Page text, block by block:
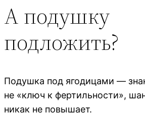
А подушку
подложить?
Подушка под ягодицами —
не «ключ к фертильности»,
никак не повышает.